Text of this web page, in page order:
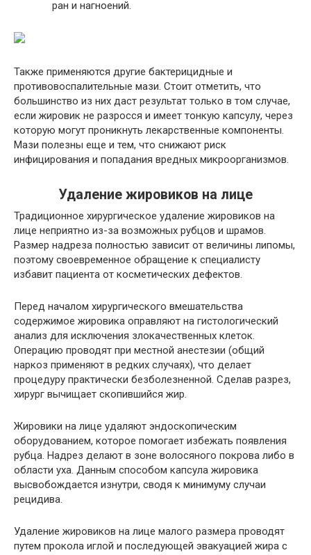
ран и нагноений.
Также применяются другие бактерицидные и
противовоспалительные мази. Стоит отметить, что
большинство из них даст результат только в том случае,
если жировик не разросся и имеет тонкую капсулу, через
которую могут проникнуть лекарственные компоненты.
Мази полезны еще и тем, что снижают риск
инфицирования и попадания вредных микроорганизмов.
Удаление жировиков на лице
Традиционное хирургическое удаление жировиков на
лице неприятно из-за возможных рубцов и шрамов.
Размер надреза полностью зависит от величины липомы,
поэтому своевременное обращение к специалисту
избавит пациента от косметических дефектов.
Перед началом хирургического вмешательства
содержимое жировика оправляют на гистологический
анализ для исключения злокачественных клеток.
Операцию проводят при местной анестезии (общий
наркоз применяют в редких случаях), что делает
процедуру практически безболезненной. Сделав разрез,
хирург вычищает скопившийся жир.
Жировики на лице удаляют эндоскопическим
оборудованием, которое помогает избежать появления
рубца. Надрез делают в зоне волосяного покрова либо в
области уха. Данным способом капсула жировика
высвобождается изнутри, сводя к минимуму случаи
рецидива.
Удаление жировиков на лице малого размера проводят
путем прокола иглой и последующей эвакуацией жира с